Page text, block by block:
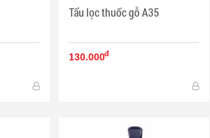
Tẩu lọc thuốc gỗ A35
130.000đ